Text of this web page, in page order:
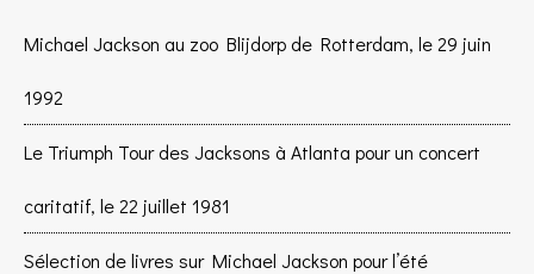
Michael Jackson au zoo Blijdorp de Rotterdam, le 29 juin
1992
Le Triumph Tour des Jacksons à Atlanta pour un concert
caritatif, le 22 juillet 1981
Sélection de livres sur Michael Jackson pour l’été